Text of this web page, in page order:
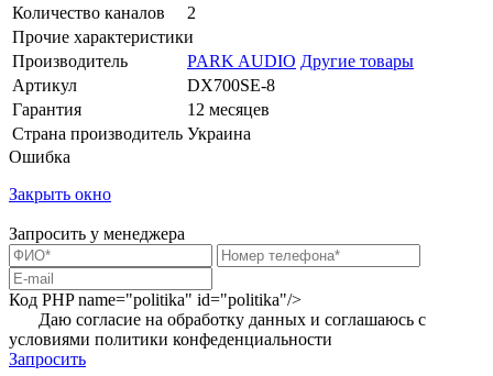
Количество каналов
2
Прочие характеристики
Производитель
PARK AUDIO Другие товары
Артикул
DX700SE-8
Гарантия
12 месяцев
Страна производитель Украина
Ошибка
Закрыть окно
Запросить у менеджера
Код PHPname="politika" id="politika"/>
Даю согласие на обработку данных и соглашаюсь с
условиями политики конфеденциальности
Запросить